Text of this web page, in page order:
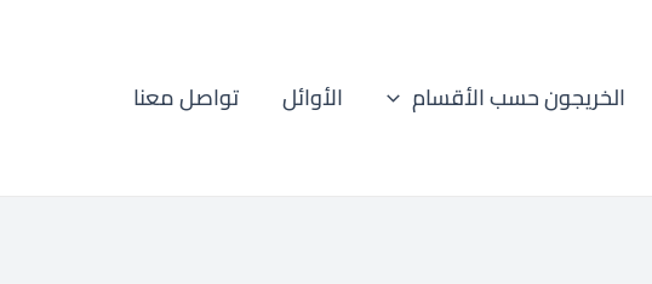
الخريجون حسب الأقسام الأوائل تواصل معنا